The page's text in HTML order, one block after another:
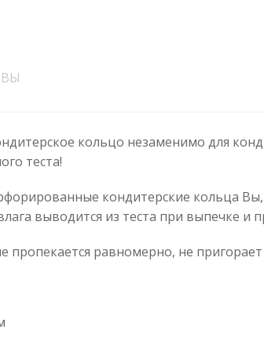
кольцо незаменимо для
теста!
кондитерские кольца
выводится из теста при выпечке и
пропекается равномерно, не